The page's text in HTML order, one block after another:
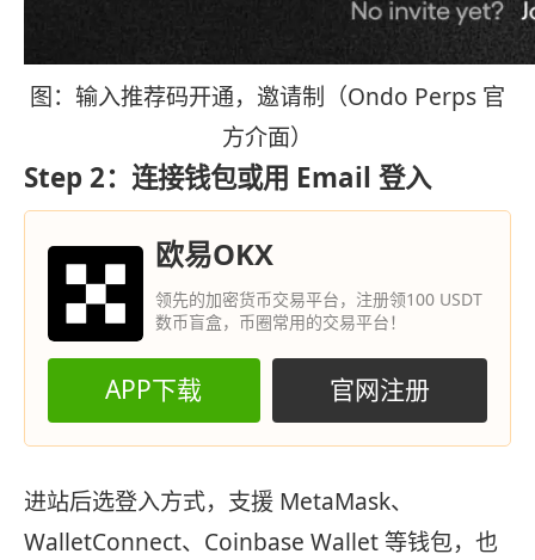
图：输入推荐码开通，邀请制（Ondo Perps 官
方介面）
Step 2：连接钱包或用 Email 登入
欧易OKX
领先的加密货币交易平台，注册领100 USDT
数币盲盒，币圈常用的交易平台！
APP下载 官网注册
进站后选登入方式，支援 MetaMask、
WalletConnect、Coinbase Wallet 等钱包，也